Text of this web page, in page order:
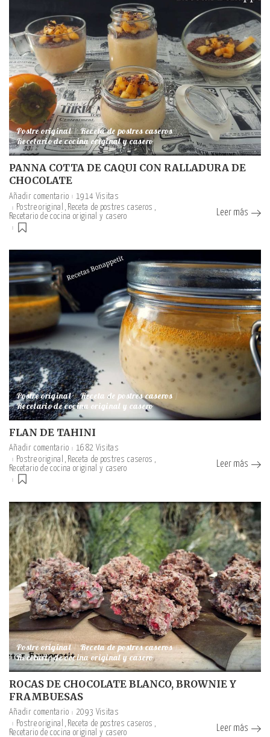
Postre original Receta de postres caseros
Recetario de cocina original y casero
PANNA COTTA DE CAQUI CON RALLADURA DE
CHOCOLATE
Añadir comentario
1914 Visitas
Postre original
Receta de postres caseros
Recetario de cocina original y casero
Leer más
Postre original Receta de postres caseros
Recetario de cocina original y casero
FLAN DE TAHINI
Añadir comentario
1682 Visitas
Postre original
Receta de postres caseros
Recetario de cocina original y casero
Leer más
Postre original Receta de postres caseros
Recetario de cocina original y casero
ROCAS DE CHOCOLATE BLANCO, BROWNIE Y
FRAMBUESAS
Añadir comentario
2093 Visitas
Postre original
Receta de postres caseros
Recetario de cocina original y casero
Leer más